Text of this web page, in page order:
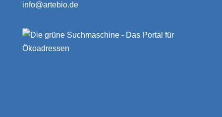
info@artebio.de